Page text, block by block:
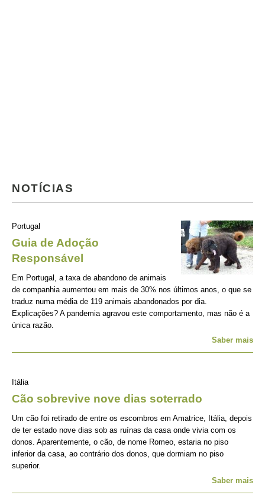
NOTÍCIAS
Portugal
Guia de Adoção
Responsável
Em Portugal, a taxa de abandono de animais
de companhia aumentou em mais de 30% nos últimos anos, o que se
traduz numa média de 119 animais abandonados por dia.
Explicações? A pandemia agravou este comportamento, mas não é a
única razão.
Saber mais
Itália
Cão sobrevive nove dias soterrado
Um cão foi retirado de entre os escombros em Amatrice, Itália, depois
de ter estado nove dias sob as ruínas da casa onde vivia com os
donos. Aparentemente, o cão, de nome Romeo, estaria no piso
inferior da casa, ao contrário dos donos, que dormiam no piso
superior.
Saber mais